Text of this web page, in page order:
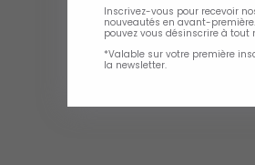
Inscrivez-vous pour recevoir
nouveautés en avant-
pouvez vous désinscrire à tout
*Valable sur votre première
la newsletter.